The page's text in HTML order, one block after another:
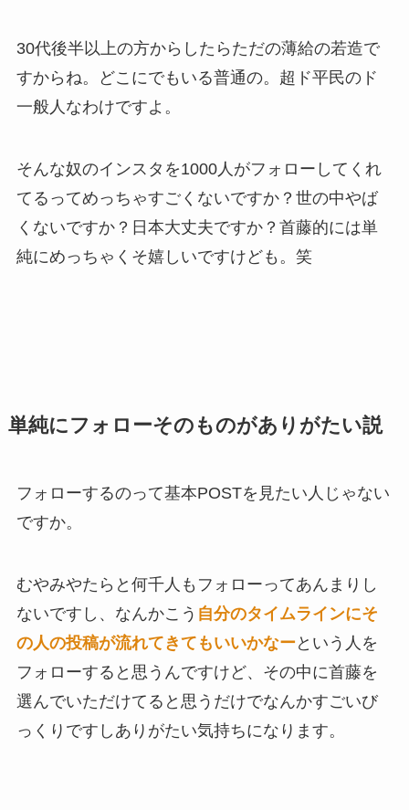
30代後半以上の方からしたらただの薄給の若造で
すからね。どこにでもいる普通の。超ド平民のド
一般人なわけですよ。
そんな奴のインスタを1000人がフォローしてくれ
てるってめっちゃすごくないですか？世の中やば
くないですか？日本大丈夫ですか？首藤的には単
純にめっちゃくそ嬉しいですけども。笑
単純にフォローそのものがありがたい説
フォローするのって基本POSTを見たい人じゃない
ですか。
むやみやたらと何千人もフォローってあんまりし
ないですし、なんかこう 自分のタイムラインにそ
の人の投稿が流れてきてもいいかなーという人を
フォローすると思うんですけど、その中に首藤を
選んでいただけてると思うだけでなんかすごいび
っくりですしありがたい気持ちになります。